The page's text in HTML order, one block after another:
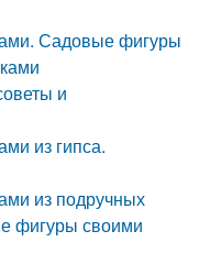
Садовые фигуры
и
из гипса.
из подручных
фигуры своими